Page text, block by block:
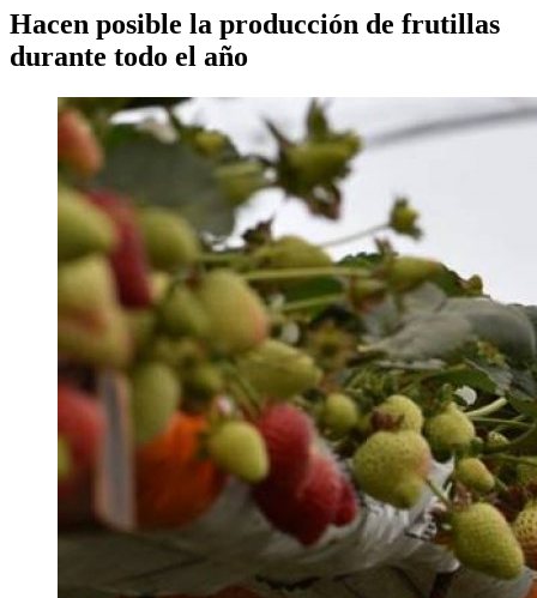
Hacen posible la producción de frutillas
durante todo el año